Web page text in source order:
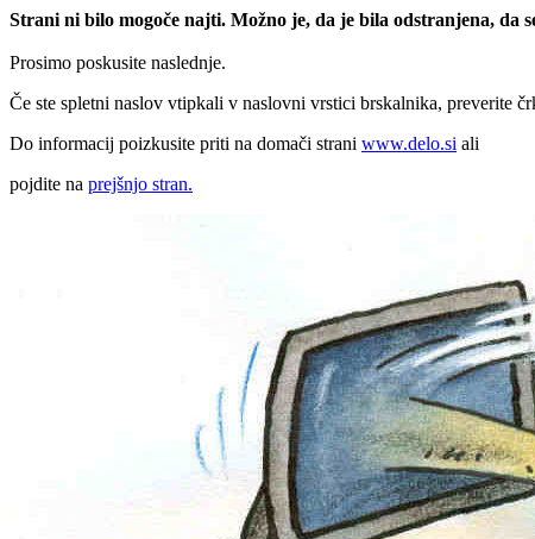
Strani ni bilo mogoče najti. Možno je, da je bila odstranjena, da
Prosimo poskusite naslednje.
Če ste spletni naslov vtipkali v naslovni vrstici brskalnika, preverite
Do informacij poizkusite priti na domači strani www.delo.si ali
pojdite na prejšnjo stran.